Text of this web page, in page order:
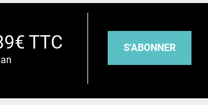
TTC S'ABONNER